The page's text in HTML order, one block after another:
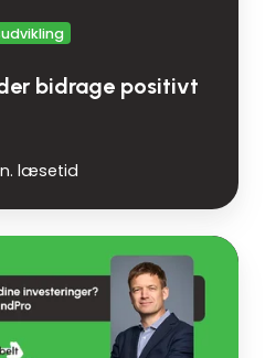
bidrage positivt
læsetid